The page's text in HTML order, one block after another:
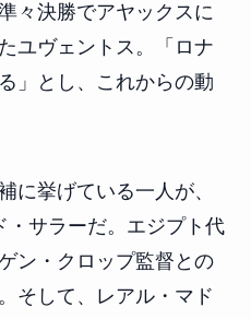
々決勝でアヤックスに
ユヴェントス。「ロナ
」とし、これからの動
挙げている一人が、
・サラーだ。エジプト代
ン・クロップ監督との
そして、レアル・マド